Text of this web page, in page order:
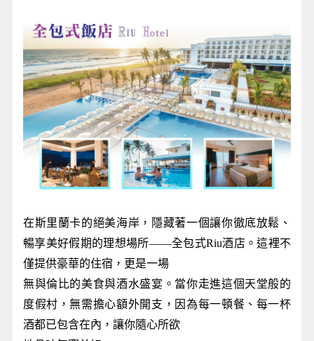
在斯里蘭卡的絕美海岸，隱藏著一個讓你徹底放鬆、
暢享美好假期的理想場所——全包式Riu酒店。這裡不
僅提供豪華的住宿，更是一場
無與倫比的美食與酒水盛宴。當你走進這個天堂般的
度假村，無需擔心額外開支，因為每一頓餐、每一杯
酒都已包含在內，讓你隨心所欲